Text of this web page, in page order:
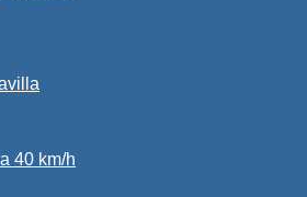
40 km/h